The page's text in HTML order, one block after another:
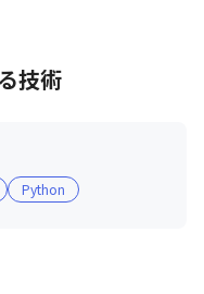
技術
Python